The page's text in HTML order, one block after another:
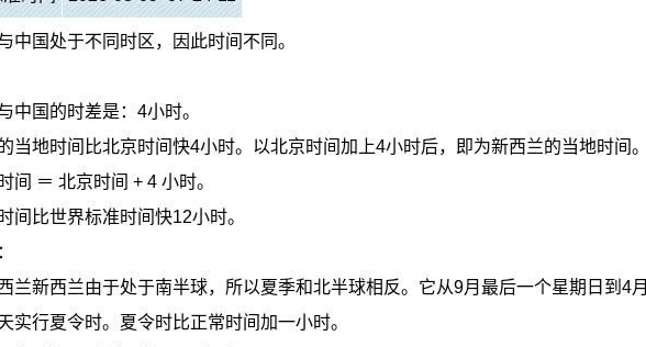
中国处于不同时区，因此时间不同。
中国的时差是：4小时。
当地时间比北京时间快4小时。以北京时间加上4小时后，即为新西兰的当地时间。
间 ＝ 北京时间 + 4 小时。
间比世界标准时间快12小时。
：
兰新西兰由于处于南半球，所以夏季和北半球相反。它从9月最后一个星期日到4月
实行夏令时。夏令时比正常时间加一小时。